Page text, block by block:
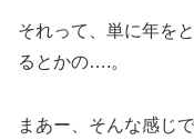
それって、単に年を
るとかの….。
まあー、そんな感じ